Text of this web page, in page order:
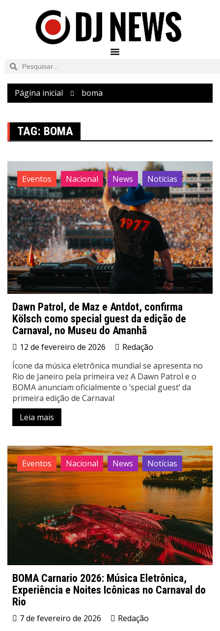
Página inicial boma
TAG: BOMA
Eventos Nacional News Notícias
Dawn Patrol, de Maz e Antdot, confirma
Kölsch como special guest da edição de
Carnaval, no Museu do Amanhã
12 de fevereiro de 2026
Redação
Ícone da música eletrônica mundial se apresenta no
Rio de Janeiro pela primeira vez A Dawn Patrol e o
BOMA anunciam oficialmente o ’special guest’ da
primeira edição de Carnaval
Leia mais
Eventos Nacional News Notícias
BOMA Carnario 2026: Música Eletrônica,
Experiência e Noites Icônicas no Carnaval do
Rio
7 de fevereiro de 2026
Redação